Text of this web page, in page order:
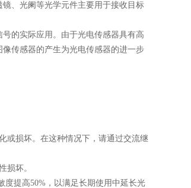
、光阑等光学元件主要用于接收目标
的实际应用。由于光电传感器具有高
传感器的产生为光电传感器的进一步
损坏。在这种情况下，请通过交流继
损坏。
提高50%，以满足长期使用中延长光